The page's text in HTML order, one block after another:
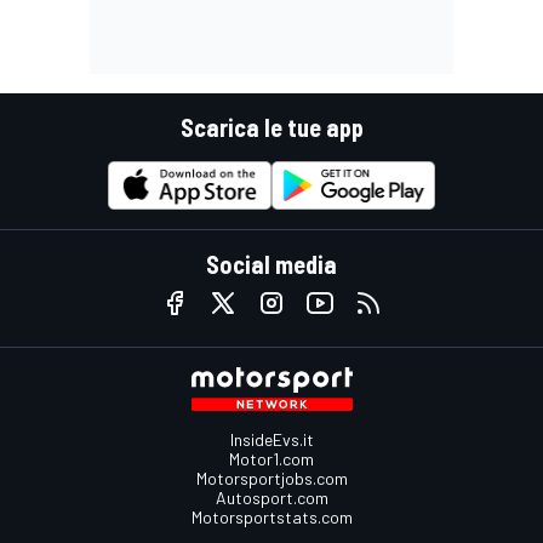
Scarica le tue app
Social media
InsideEvs.it
Motor1.com
Motorsportjobs.com
Autosport.com
Motorsportstats.com